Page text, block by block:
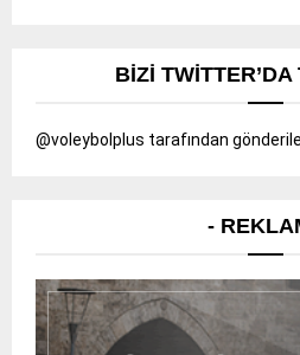
BIZI
@voleybolplus tarafından
-